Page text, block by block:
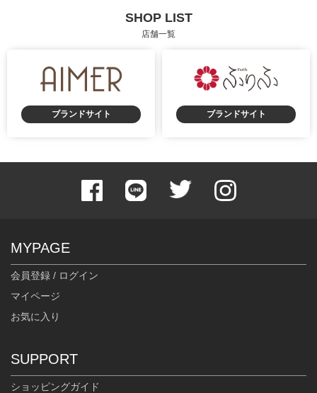
SHOP LIST
店舗一覧
ブランドサイト ブランドサイト
MYPAGE
会員登録 / ログイン
マイページ
お気に入り
SUPPORT
ショッピングガイド